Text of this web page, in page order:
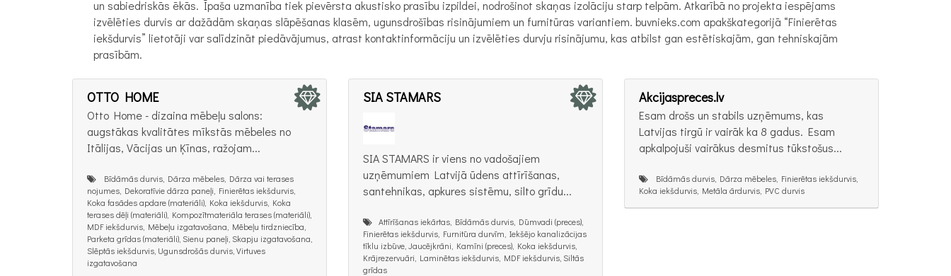
un sabiedriskās ēkās. Īpaša uzmanība tiek pievērsta akustisko prasību izpildei, nodrošinot skaņas izolāciju starp telpām. Atkarībā no projekta iespējams
izvēlēties durvis ar dažādām skaņas slāpēšanas klasēm, ugunsdrošības risinājumiem un furnitūras variantiem. buvnieks.com apakškategorijā “Finierētas
iekšdurvis” lietotāji var salīdzināt piedāvājumus, atrast kontaktinformāciju un izvēlēties durvju risinājumu, kas atbilst gan estētiskajām, gan tehniskajām
prasībām.
OTTO HOME
Otto Home - dizaina mēbeļu salons:
augstākas kvalitātes mīkstās mēbeles no
Itālijas, Vācijas un Ķīnas, ražojam...
Bīdāmās durvis, Dārza mēbeles, Dārza vai terases
nojumes, Dekoratīvie dārza paneļi, Finierētas iekšdurvis,
Koka fasādes apdare (materiāli), Koka iekšdurvis, Koka
terases dēļi (materiāli), Kompozītmateriāla terases (materiāli),
MDF iekšdurvis, Mēbeļu izgatavošana, Mēbeļu tirdzniecība,
Parketa grīdas (materiāli), Sienu paneļi, Skapju izgatavošana,
Slēptās iekšdurvis, Ugunsdrošās durvis, Virtuves
izgatavošana
SIA STAMARS
SIA STAMARS ir viens no vadošajiem
uzņēmumiem Latvijā ūdens attīrīšanas,
santehnikas, apkures sistēmu, silto grīdu...
Attīrīšanas iekārtas, Bīdāmās durvis, Dūmvadi (preces),
Finierētas iekšdurvis, Furnitūra durvīm, Iekšējo kanalizācijas
tīklu izbūve, Jaucējkrāni, Kamīni (preces), Koka iekšdurvis,
Krājrezervuāri, Laminētas iekšdurvis, MDF iekšdurvis, Siltās
grīdas
Akcijaspreces.lv
Esam drošs un stabils uzņēmums, kas
Latvijas tirgū ir vairāk ka 8 gadus. Esam
apkalpojuši vairākus desmitus tūkstošus...
Bīdāmās durvis, Dārza mēbeles, Finierētas iekšdurvis,
Koka iekšdurvis, Metāla ārdurvis, PVC durvis